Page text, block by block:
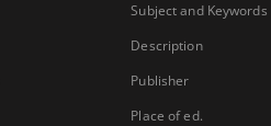
Subject and Keywords
Description
Publisher
Place of ed.